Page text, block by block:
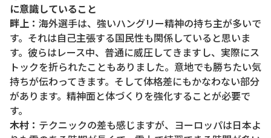
に意識していること
畔上： 海外選手は、強いハングリー精神の持ち主が多いで
す。それは自己主張する国民性も関係していると思いま
す。彼らはレース中、普通に威圧してきますし、実際にス
トックを折られたこともありました。意地でも勝ちたい気
持ちが伝わってきます。そして体格差にもかなわない部分
があります。精神面と体づくりを強化することが必要で
す。
木村： テクニックの差も感じますが、ヨーロッパは日本よ